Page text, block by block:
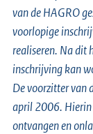
van de HAGRO
voorlopige
realiseren. Na dit
inschrijving kan
De voorzitter van
april 2006.
ontvangen en